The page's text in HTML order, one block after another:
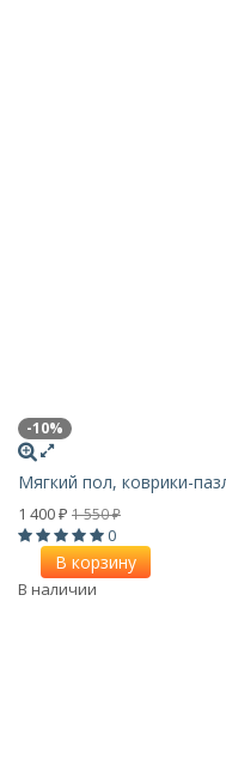
-10%
Мягкий пол, коврики-
1 400 ₽ 1 550₽
0
В корзину
В наличии